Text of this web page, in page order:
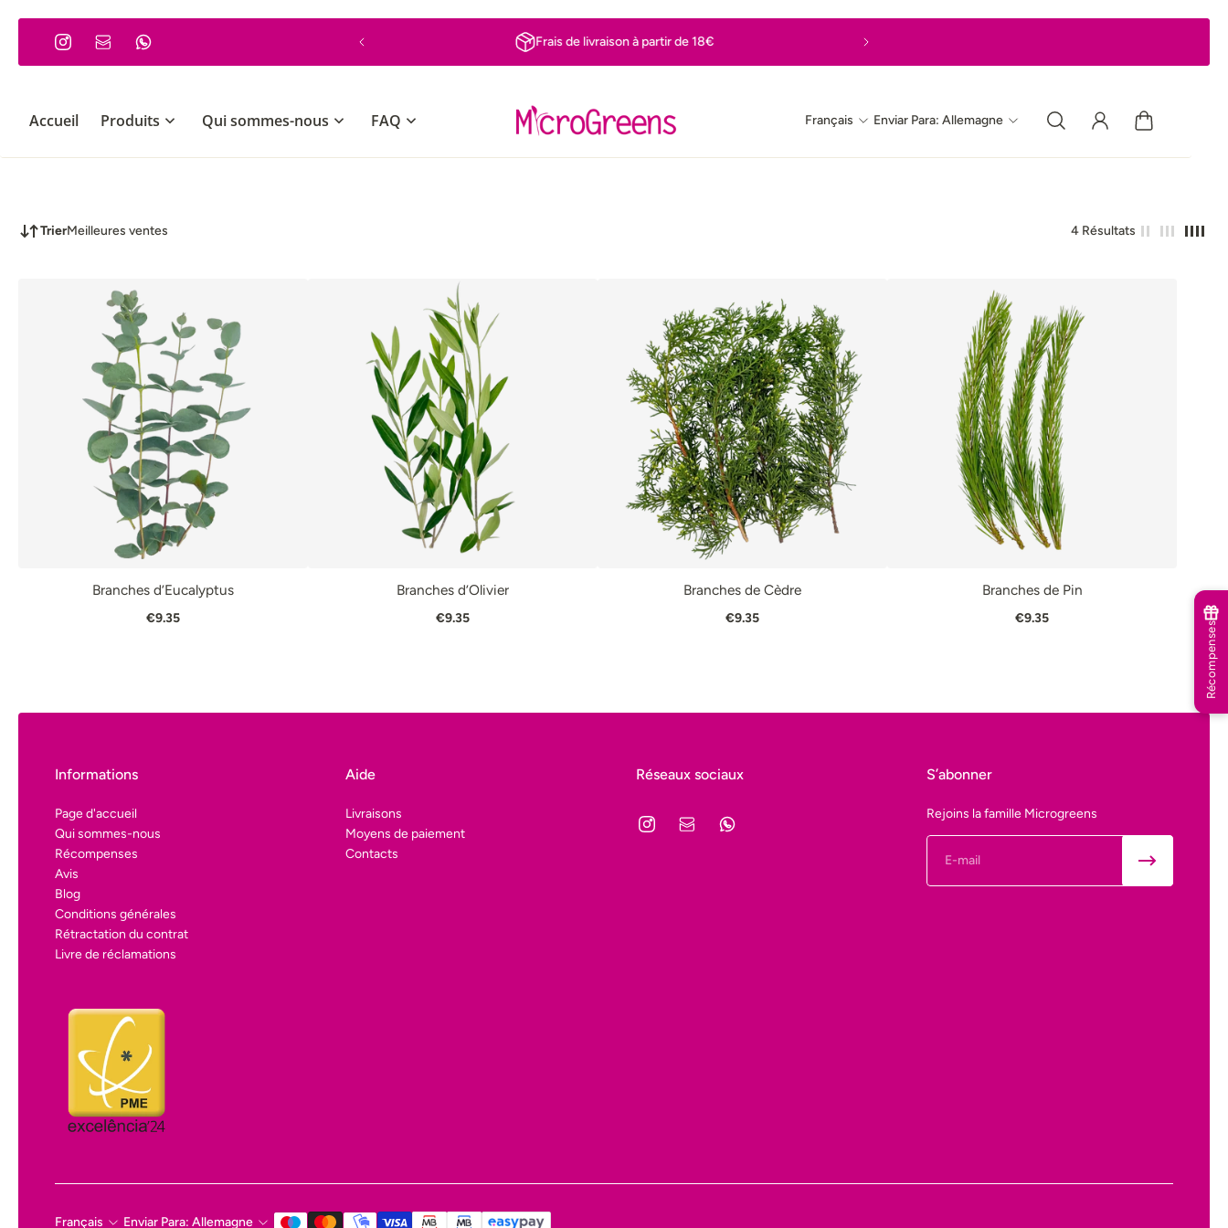
AU CONTENU
Commande minimum 30€ Frais de livraison à partir de 18€
Accueil Produits Qui sommes-nous FAQ Français Enviar Para: Allemagne
TrierMeilleures ventes 4 Résultats
AJOUTER AU PANIER VUE RAPIDE
Branches d’Eucalyptus
€9.35
AJOUTER AU PANIER VUE RAPIDE
Branches d’Olivier
€9.35
AJOUTER AU PANIER VUE RAPIDE
Branches de Cèdre
€9.35
AJOUTER AU PANIER VUE RAPIDE
Branches de Pin
€9.35
Informations
Page d'accueil
Qui sommes-nous
Récompenses
Avis
Blog
Conditions générales
Rétractation du contrat
Livre de réclamations
Aide
Livraisons
Moyens de paiement
Contacts
Réseaux sociaux S’abonner
Rejoins la famille Microgreens
Français Enviar Para: Allemagne
Récompenses